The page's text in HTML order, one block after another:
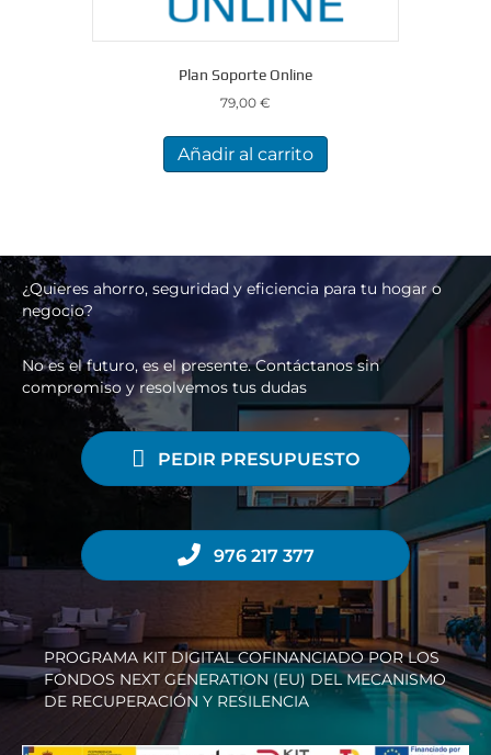
Plan Soporte Online
79,00 €
Añadir al carrito
¿Quieres ahorro, seguridad y eficiencia para tu hogar o
negocio?
No es el futuro, es el presente. Contáctanos sin
compromiso y resolvemos tus dudas
PEDIR PRESUPUESTO
976 217 377
PROGRAMA KIT DIGITAL COFINANCIADO POR LOS
FONDOS NEXT GENERATION (EU) DEL MECANISMO
DE RECUPERACIÓN Y RESILENCIA